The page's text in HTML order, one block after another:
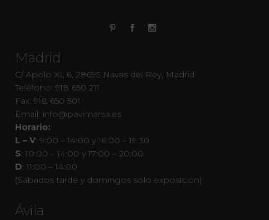
Madrid
C/ Apolo XI, 6, 28695 Navas del Rey, Madrid
Teléfono: 918 650 211
Fax: 918 650 501
Email: info@pavimarsa.es
Horario:
L – V: 9:00 – 14:00 y 16:00 – 19:30
S: 10:00 – 14:00 y 17:00 – 20:00
D: 11:00 – 14:00
(Sábados tarde y domingos sólo exposición)
Ávila